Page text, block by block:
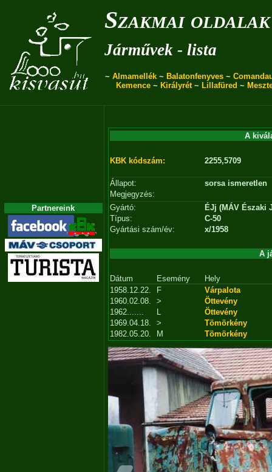
Szakmai oldalak
Járművek - lista
~ Almamellék ~ Balatonfenyves ~
Kemence ~ Királyrét~ Lillafüred ~
Partnereink
A
KBK kódszám: 2255,5709
Állapot:
sorsa ismeretlen
Megjegyzés:
Gyártó:
ÉJj (MÁV Északi
Típus:
C-50
Gyártási szám/év:
x/1958
A
Dátum Esemény
Hely
1958.12.22.
F
Várpalota
1960.02.08.
>
Öttevény
1962.......
L
Öttevény
1969.04.18.
>
Tömörkény
1982.05.20.
M Tömörkény